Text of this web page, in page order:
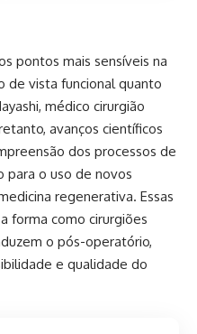
pontos mais sensíveis na
de vista funcional quanto
médico cirurgião
avanços científicos
dos processos de
para o uso de novos
regenerativa. Essas
forma como cirurgiões
o pós-operatório,
e qualidade do